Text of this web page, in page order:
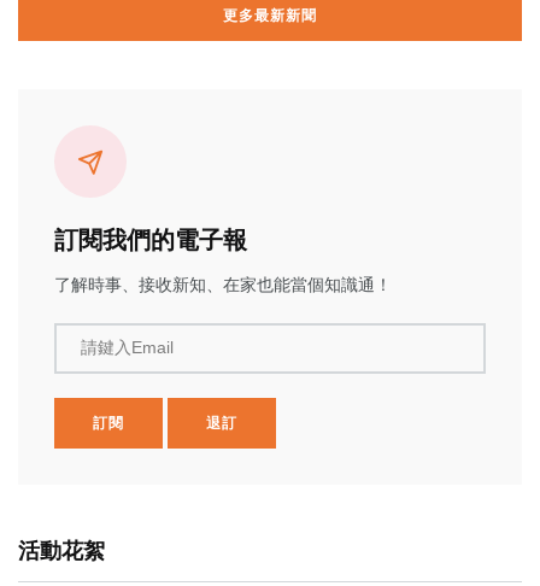
更多最新新聞
訂閱我們的電子報
了解時事、接收新知、在家也能當個知識通！
請鍵入Email
訂閱 退訂
活動花絮